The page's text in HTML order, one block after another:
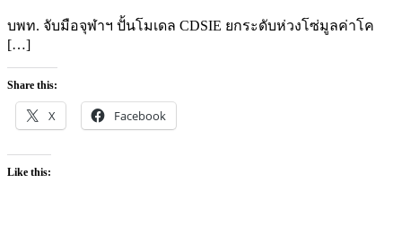
บพท. จับมือจุฬาฯ ปั้นโมเดล CDSIE ยกระดับห่วงโซ่มูลค่าโค
[…]
Share this:
X Facebook
Like this: